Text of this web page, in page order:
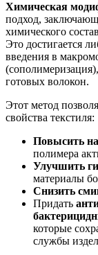
Химическая
подход,
химического
Это достигается
введения в
готовых волокон.
Этот метод
свойства текстиля:
Повысить
полимера
Улучшить
материалы
Снизить
Придать
которые
службы